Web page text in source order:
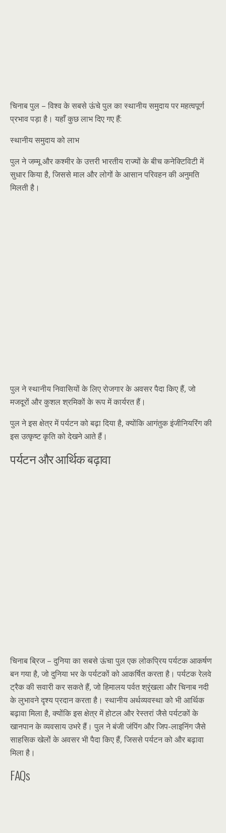
चिनाब पुल – विश्व के सबसे ऊंचे पुल का स्थानीय समुदाय पर महत्वपूर्ण
प्रभाव पड़ा है। यहाँ कुछ लाभ दिए गए हैं:
स्थानीय समुदाय को लाभ
पुल ने जम्मू और कश्मीर के उत्तरी भारतीय राज्यों के बीच कनेक्टिविटी में
सुधार किया है, जिससे माल और लोगों के आसान परिवहन की अनुमति
मिलती है।
पुल ने स्थानीय निवासियों के लिए रोजगार के अवसर पैदा किए हैं, जो
मजदूरों और कुशल श्रमिकों के रूप में कार्यरत हैं।
पुल ने इस क्षेत्र में पर्यटन को बढ़ा दिया है, क्योंकि आगंतुक इंजीनियरिंग की
इस उत्कृष्ट कृति को देखने आते हैं।
पर्यटन और आर्थिक बढ़ावा
चिनाब ब्रिज – दुनिया का सबसे ऊंचा पुल एक लोकप्रिय पर्यटक आकर्षण
बन गया है, जो दुनिया भर के पर्यटकों को आकर्षित करता है। पर्यटक रेलवे
ट्रैक की सवारी कर सकते हैं, जो हिमालय पर्वत श्रृंखला और चिनाब नदी
के लुभावने दृश्य प्रदान करता है। स्थानीय अर्थव्यवस्था को भी आर्थिक
बढ़ावा मिला है, क्योंकि इस क्षेत्र में होटल और रेस्तरां जैसे पर्यटकों के
खानपान के व्यवसाय उभरे हैं। पुल ने बंजी जंपिंग और जिप-लाइनिंग जैसे
साहसिक खेलों के अवसर भी पैदा किए हैं, जिससे पर्यटन को और बढ़ावा
मिला है।
FAQs